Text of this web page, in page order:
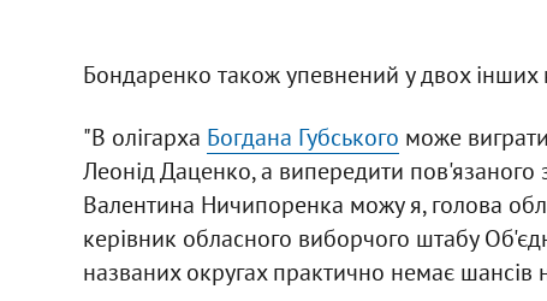
Бондаренко також упевнений у двох інших
"В олігарха Богдана Губського може
Леонід Даценко, а випередити
Валентина Ничипоренка можу я, голова
керівник обласного виборчого штабу
названих округах практично немає шансів